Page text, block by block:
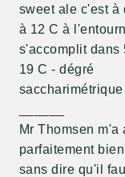
sweet ale c'est à
à 12 C à
s'accomplit dans
19 C - dégré
Mr Thomsen
parfaitement
sans dire qu'il